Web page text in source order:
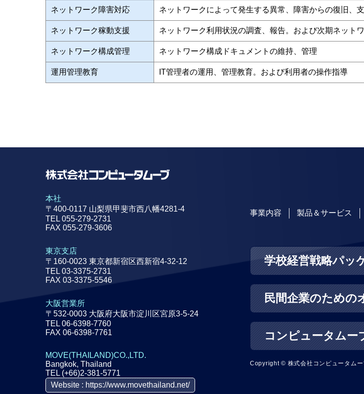
ネットワーク障害対応 ネットワークによって発生する異常、障害からの復旧、
ネットワーク稼動支援 ネットワーク利用状況の調査、報告。および次期ネット
ネットワーク構成管理 ネットワーク構成ドキュメントの維持、管理
運用管理教育 IT管理者の運用、管理教育。および利用者の操作指導
本社
〒400-0117 山梨県甲斐市西八幡4281-4
TEL 055-279-2731
FAX 055-279-3606
東京支店
〒160-0023 東京都新宿区西新宿4-32-12
TEL 03-3375-2731
FAX 03-3375-5546
大阪営業所
〒532-0003 大阪府大阪市淀川区宮原3-5-24
TEL 06-6398-7760
FAX 06-6398-7761
MOVE(THAILAND)CO.,LTD.
Bangkok, Thailand
TEL (+66)2-381-5771
Website : https://www.movethailand.net/
事業内容 製品＆サービス
学校経営戦略パッ
民間企業のための
コンピュータムー
Copyright © 株式会社コンピュータム